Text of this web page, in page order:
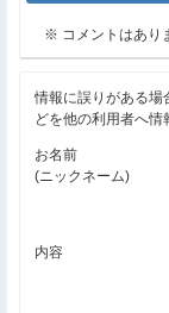
※ コメントはあり
情報に誤りがある場
どを他の利用者へ情
お名前
(ニックネーム)
内容